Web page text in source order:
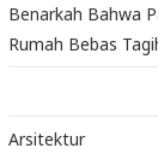
Benarkah Bahwa
Rumah Bebas
Arsitektur